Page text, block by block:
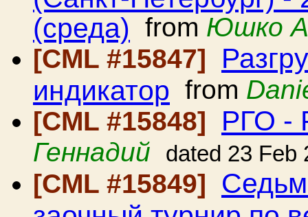
(среда) from Юшко
[CML #15847]
индикатор from
[CML #15848]
РГО -
Геннадий dated 23 Feb
[CML #15849]